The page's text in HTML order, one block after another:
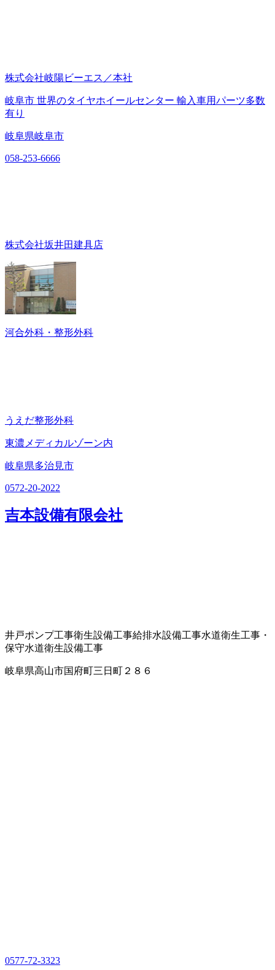
株式会社岐陽ビーエス／本社
岐阜市 世界のタイヤホイールセンター 輸入車用パーツ多数
有り
岐阜県岐阜市
058-253-6666
株式会社坂井田建具店
河合外科・整形外科
うえだ整形外科
東濃メディカルゾーン内
岐阜県多治見市
0572-20-2022
吉本設備有限会社
井戸ポンプ工事衛生設備工事給排水設備工事水道衛生工事・
保守水道衛生設備工事
岐阜県高山市国府町三日町２８６
0577-72-3323